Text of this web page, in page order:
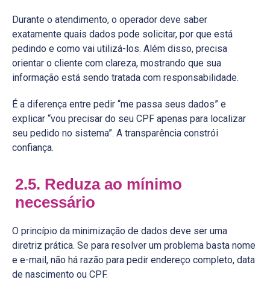
Durante o atendimento, o operador deve saber
exatamente quais dados pode solicitar, por que está
pedindo e como vai utilizá-los. Além disso, precisa
orientar o cliente com clareza, mostrando que sua
informação está sendo tratada com responsabilidade.
É a diferença entre pedir “me passa seus dados” e
explicar “vou precisar do seu CPF apenas para localizar
seu pedido no sistema”. A transparência constrói
confiança.
2.5. Reduza ao mínimo
necessário
O princípio da minimização de dados deve ser uma
diretriz prática. Se para resolver um problema basta nome
e e-mail, não há razão para pedir endereço completo, data
de nascimento ou CPF.